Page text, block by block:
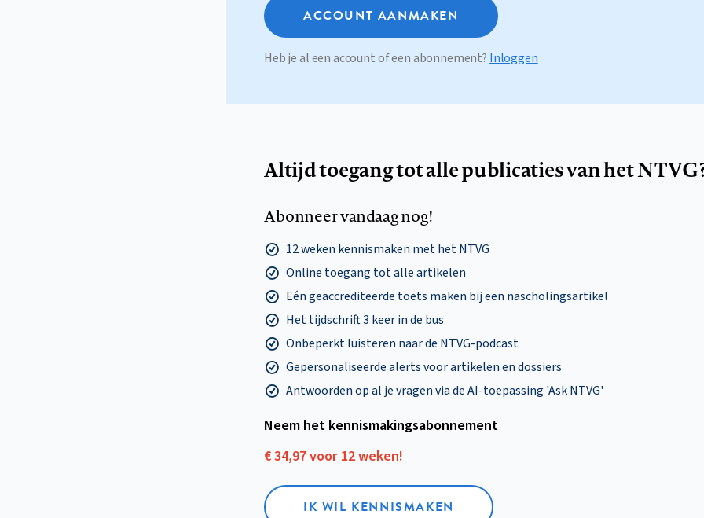
ACCOUNT AANMAKEN
Heb je al een account of een abonnement? Inloggen
Altijd toegang tot alle publicaties van het
Abonneer vandaag nog!
12 weken kennismaken met het NTVG
Online toegang tot alle artikelen
Eén geaccrediteerde toets maken bij een nascholingsartikel
Het tijdschrift 3 keer in de bus
Onbeperkt luisteren naar de NTVG-podcast
Gepersonaliseerde alerts voor artikelen en dossiers
Antwoorden op al je vragen via de AI-toepassing 'Ask NTVG'
Neem het kennismakings­abonnement
€ 34,97 voor 12 weken!
IK WIL KENNISMAKEN